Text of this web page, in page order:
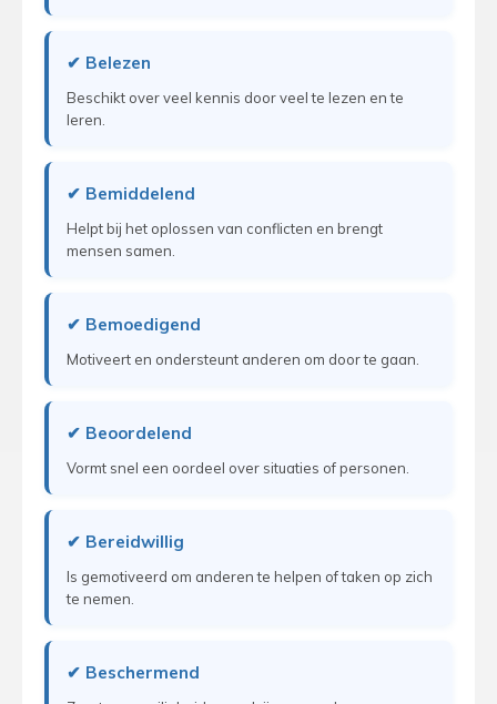
✔ Belezen
Beschikt over veel kennis door veel te lezen en te
leren.
✔ Bemiddelend
Helpt bij het oplossen van conflicten en brengt
mensen samen.
✔ Bemoedigend
Motiveert en ondersteunt anderen om door te gaan.
✔ Beoordelend
Vormt snel een oordeel over situaties of personen.
✔ Bereidwillig
Is gemotiveerd om anderen te helpen of taken op zich
te nemen.
✔ Beschermend